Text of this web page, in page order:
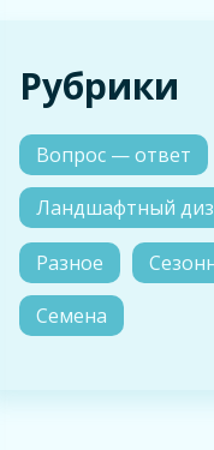
Рубрики
Вопрос — ответ
Ландшафтный
Разное
Семена